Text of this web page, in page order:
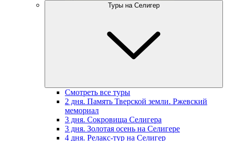
Туры на Селигер
Смотреть все туры
2 дня. Память Тверской земли. Ржевский
мемориал
3 дня. Сокровища Селигера
3 дня. Золотая осень на Селигере
4 дня. Релакс-тур на Селигер